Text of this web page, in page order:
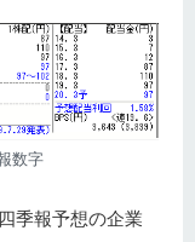
数字
季報予想の企業